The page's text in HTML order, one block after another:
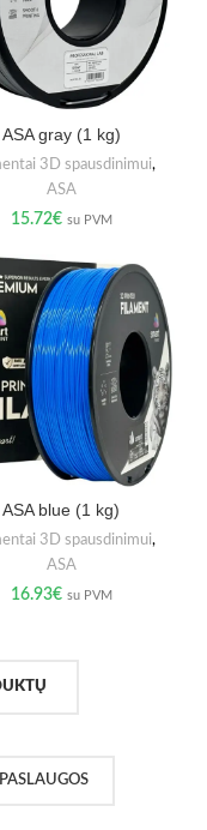
ASA gray (1 kg)
3D spausdinimui,
ASA
15.72€ su PVM
ASA blue (1 kg)
3D spausdinimui,
ASA
16.93€ su PVM
PASLAUGOS